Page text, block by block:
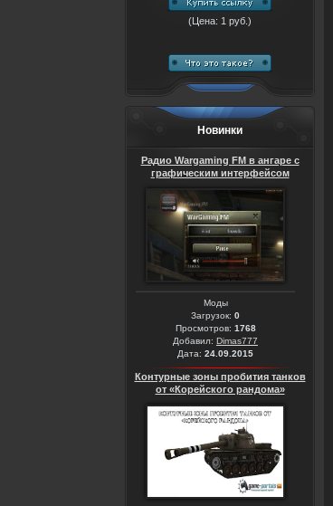
(Цена: 1 руб.)
Новинки
Радио Wargaming FM в ангаре с
графическим интерфейсом
Моды
Загрузок: 0
Просмотров: 1768
Добавил: Dimas777
Дата: 24.09.2015
Контурные зоны пробития танков
от «Корейского рандома»